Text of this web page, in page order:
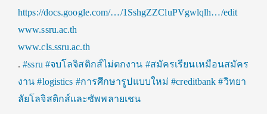
https://docs.google.com/…/1SshgZZCluPVgwlqlh…/edit
www.ssru.ac.th
www.cls.ssru.ac.th
.#ssru #จบโลจิสติกส์ไม่ตกงาน #สมัครเรียนเหมือนสมัคร
งาน#logistics #การศึกษารูปแบบใหม่ #creditbank #วิทยา
ลัยโลจิสติกส์และซัพพลายเชน